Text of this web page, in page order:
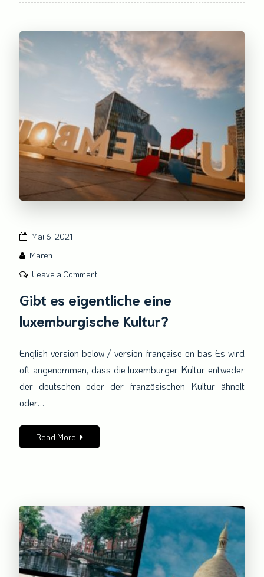
Mai 6, 2021
Maren
Leave a Commenton
es
eigentliche
luxemburgische
Gibt es eigentliche eine
luxemburgische Kultur?
English version below / version française en bas Es wird
oft angenommen, dass die luxemburger Kultur entweder
der deutschen oder der französischen Kultur ähnelt
oder…
Read More